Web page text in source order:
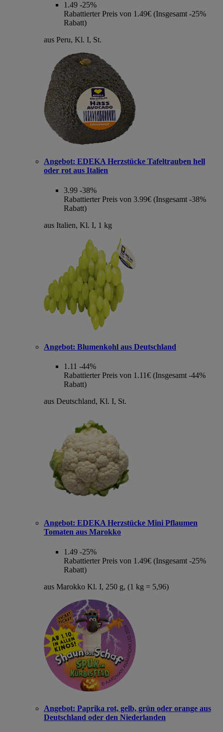
1.49 -25%
Rabattierter Preis von 1.49€ (Insgesamt -25%
Rabatt)
aus Peru, Kl. I, St.
Angebot: EDEKA Herzstücke Tafeltrauben hell
oder rot aus Italien
3.99 -38%
Rabattierter Preis von 3.99€ (Insgesamt -38%
Rabatt)
aus Italien, Kl. I, 1 kg
Angebot: Blumenkohl aus Deutschland
1.11 -44%
Rabattierter Preis von 1.11€ (Insgesamt -44%
Rabatt)
aus Deutschland, Kl. I, St.
Angebot: EDEKA Herzstücke Mini Pflaumen
Tomaten aus Marokko
1.49 -25%
Rabattierter Preis von 1.49€ (Insgesamt -25%
Rabatt)
aus Marokko Kl. I, 250 g, (1 kg = 5,96)
Angebot: Paprika rot, gelb, grün oder orange aus
Deutschland oder den Niederlanden